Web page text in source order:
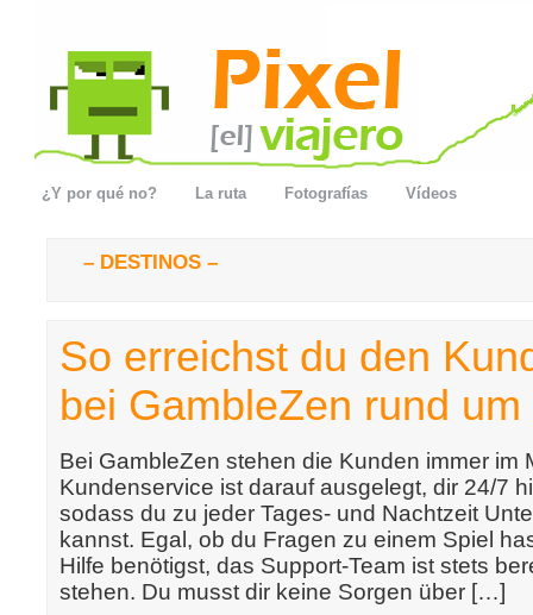
¿Y por qué no? La ruta Fotografías Vídeos
– DESTINOS –
So erreichst du den
bei GambleZen rund
Bei GambleZen stehen die Kunden immer im
Kundenservice ist darauf ausgelegt, dir 24/7
sodass du zu jeder Tages- und Nachtzeit
kannst. Egal, ob du Fragen zu einem Spiel
Hilfe benötigst, das Support-Team ist stets
stehen. Du musst dir keine Sorgen über […]